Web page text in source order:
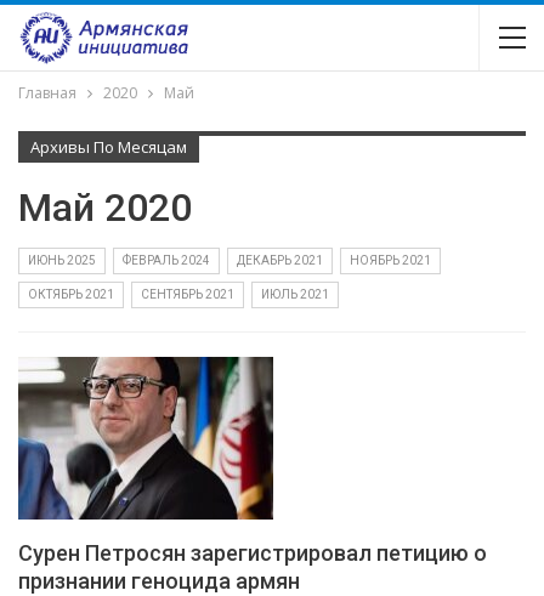
Главная 2020 Май
Архивы По Месяцам
Май 2020
ИЮНЬ 2025 ФЕВРАЛЬ 2024 ДЕКАБРЬ 2021 НОЯБРЬ 2021
ОКТЯБРЬ 2021 СЕНТЯБРЬ 2021 ИЮЛЬ 2021
Сурен Петросян зарегистрировал петицию о
признании геноцида армян